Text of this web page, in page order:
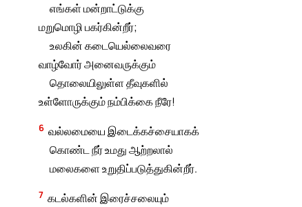
எங்கள் மன்றாட்டுக்கு
மறுமொழி பகர்கின்றீர்;
உலகின் கடையெல்லைவரை
வாழ்வோர் அனைவருக்கும்
தொலையிலுள்ள தீவுகளில்
உள்ளோருக்கும் நம்பிக்கை நீரே!
6 வல்லமையை இடைக்கச்சையாகக்
கொண்ட நீர் உமது ஆற்றலால்
மலைகளை உறுதிப்படுத்துகின்றீர்.
7 கடல்களின் இரைச்சலையும்